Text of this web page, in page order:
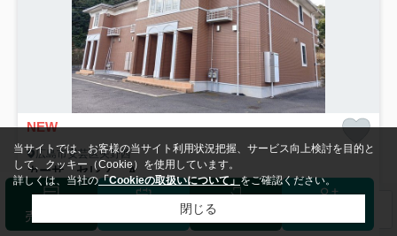
NEW
広島市安芸区矢野西
カーサ セレノ Ａ
5.9万円管理/共益費2,200円
58.48㎡ (2LDK) /築20年 /2階建
呉線「矢野」駅 徒歩16分
売却査定 ログイン
当サイトでは、お客様の当サイト利用状況把握、サービス向上検討を目的と
して、クッキー（Cookie）を使用しています。
詳しくは、当社の「Cookieの取扱いについて」をご確認ください。
閉じる